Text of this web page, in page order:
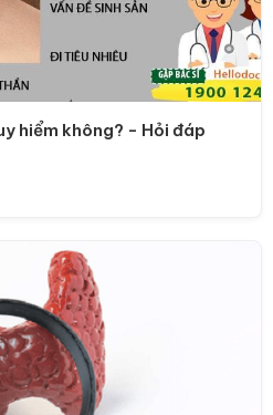
hiểm không? - Hỏi đáp